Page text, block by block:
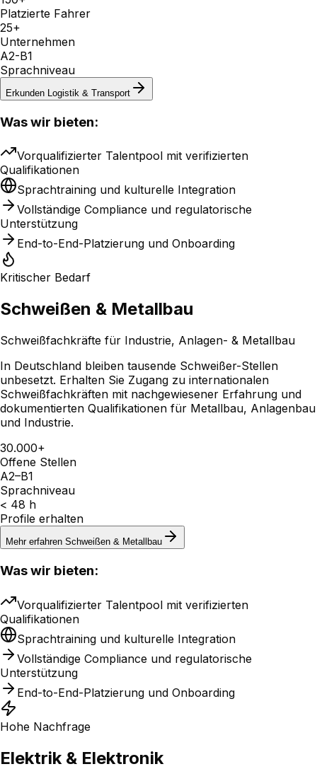
Platzierte Fahrer
25+
Unternehmen
A2-B1
Sprachniveau
Erkunden Logistik & Transport
Was wir bieten:
Vorqualifizierter Talentpool mit verifizierten
Qualifikationen
Sprachtraining und kulturelle Integration
Vollständige Compliance und regulatorische
Unterstützung
End-to-End-Platzierung und Onboarding
Kritischer Bedarf
Schweißen & Metallbau
Schweißfachkräfte für Industrie, Anlagen- & Metallbau
In Deutschland bleiben tausende Schweißer-Stellen
unbesetzt. Erhalten Sie Zugang zu internationalen
Schweißfachkräften mit nachgewiesener Erfahrung und
dokumentierten Qualifikationen für Metallbau, Anlagenbau
und Industrie.
30.000+
Offene Stellen
A2–B1
Sprachniveau
< 48 h
Profile erhalten
Mehr erfahren Schweißen & Metallbau
Was wir bieten:
Vorqualifizierter Talentpool mit verifizierten
Qualifikationen
Sprachtraining und kulturelle Integration
Vollständige Compliance und regulatorische
Unterstützung
End-to-End-Platzierung und Onboarding
Hohe Nachfrage
Elektrik & Elektronik